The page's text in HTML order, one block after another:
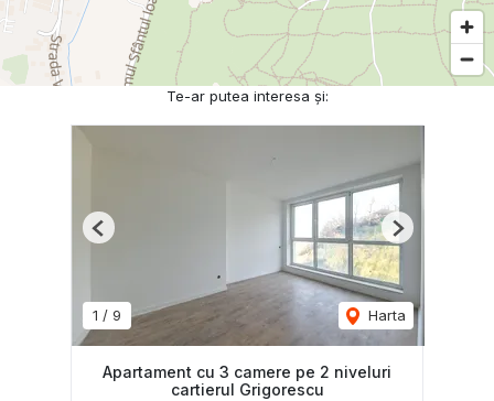
Te-ar putea interesa și:
1 / 9 Harta
Previous Next
Apartament cu 3 camere pe 2 niveluri
cartierul Grigorescu